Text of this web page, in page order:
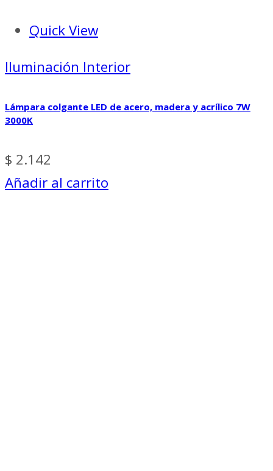
Quick View
Iluminación Interior
Lámpara colgante LED de acero, madera y acrílico 7W
3000K
$ 2.142
Añadir al carrito